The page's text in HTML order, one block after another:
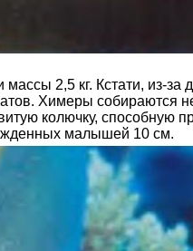
2,5 кг. Кстати, из-за
Химеры собираются
колючку, способную
малышей 10 см.